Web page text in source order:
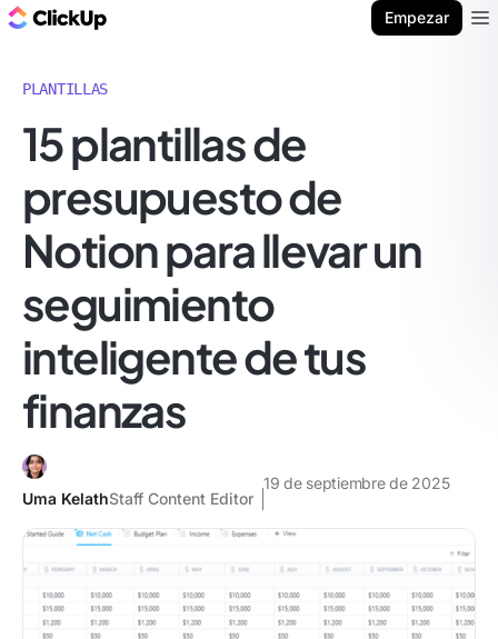
Empezar
PLANTILLAS
15 plantillas de
presupuesto de
Notion para llevar un
seguimiento
inteligente de tus
finanzas
Uma KelathStaff Content Editor
19 de septiembre de 2025